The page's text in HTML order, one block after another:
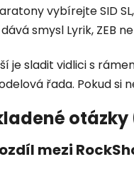
vybírejte SID
smysl Lyrik, ZEB
je sladit vidlici s
řada. Pokud si
otázky
mezi